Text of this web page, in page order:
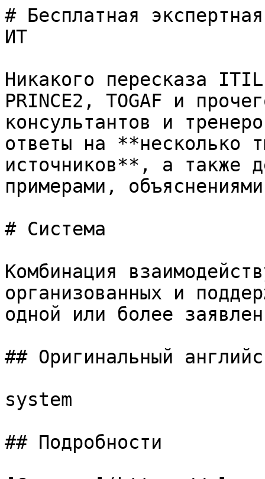
# Бесплатная
ИТ
Никакого пересказа
PRINCE2, TOGAF и
консультантов и
ответы на **несколько
источников**, а также
примерами,
# Система
Комбинация
организованных и
одной или более
## Оригинальный
system
## Подробности